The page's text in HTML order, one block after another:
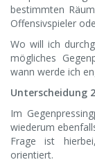
bestimmten
Offensivspieler
Wo will ich
mögliches
wann werde ich
Unterscheidung
Im
wiederum
Frage ist
orientiert.